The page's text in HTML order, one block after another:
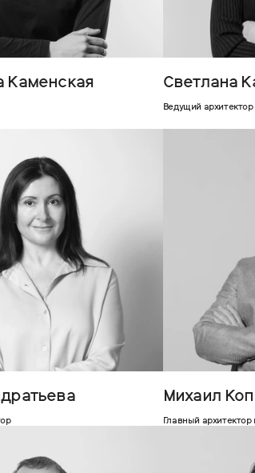
Каменская Светлана
Ведущий архитектор
Михаил
Главный архитектор